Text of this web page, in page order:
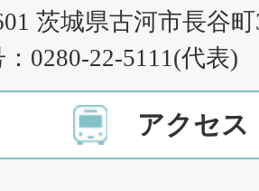
茨城県古河市長谷
0280-22-5111(代表)
アクセス